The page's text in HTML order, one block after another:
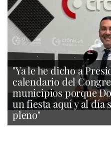
"Ya le he dicho a
calendario del
municipios porque
un fiesta aquí y al día
pleno"